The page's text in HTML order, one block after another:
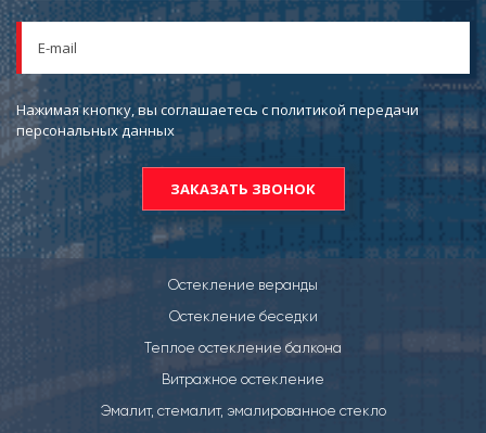
Нажимая кнопку, вы соглашаетесь с политикой передачи
персональных данных
Остекление веранды
Остекление беседки
Теплое остекление балкона
Витражное остекление
Эмалит, стемалит, эмалированное стекло